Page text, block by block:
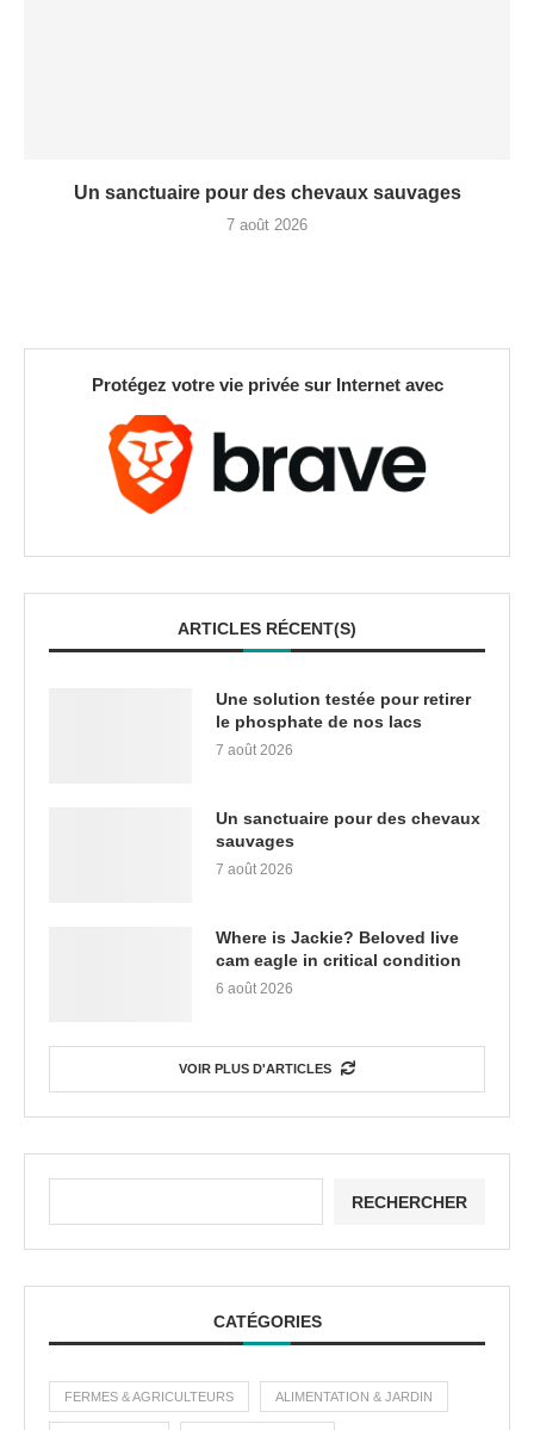
Un sanctuaire pour des chevaux sauvages
7 août 2026
Protégez votre vie privée sur Internet avec
ARTICLES RÉCENT(S)
Une solution testée pour retirer
le phosphate de nos lacs
7 août 2026
Un sanctuaire pour des chevaux
sauvages
7 août 2026
Where is Jackie? Beloved live
cam eagle in critical condition
6 août 2026
VOIR PLUS D'ARTICLES
RECHERCHER
CATÉGORIES
FERMES & AGRICULTEURS ALIMENTATION & JARDIN